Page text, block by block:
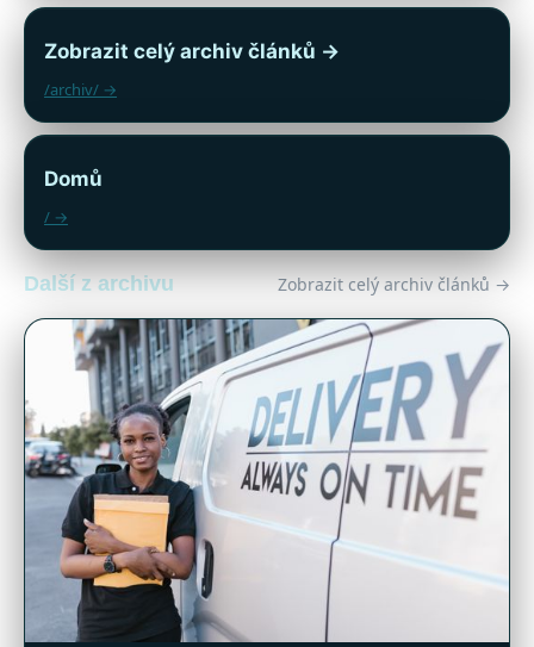
Zobrazit celý archiv článků →
/archiv/ →
Domů
/ →
Další z archivu Zobrazit celý archiv článků →